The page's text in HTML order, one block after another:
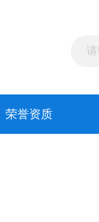
荣誉资质